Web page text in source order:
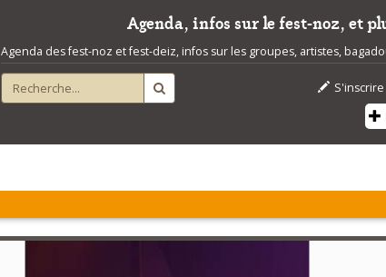
Agenda, infos sur le fest-noz, et
Agenda des fest-noz et fest-deiz, infos sur les groupes, artistes,
S'inscrire